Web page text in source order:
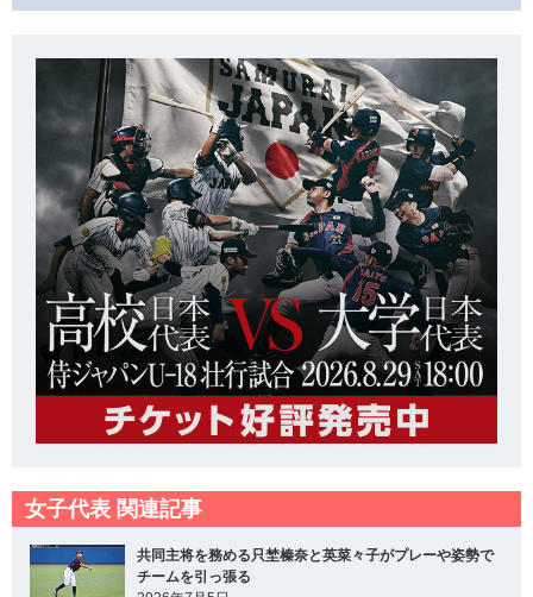
女子代表 関連記事
共同主将を務める只埜榛奈と英菜々子がプレーや姿勢で
チームを引っ張る